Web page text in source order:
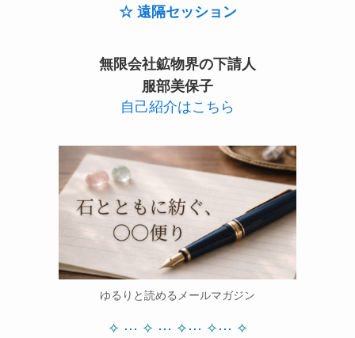
☆ 遠隔セッション
無限会社鉱物界の下請人
服部美保子
自己紹介はこちら
ゆるりと読めるメールマガジン
✧ ⋯ ✧ ⋯ ✧⋯ ✧⋯ ✧